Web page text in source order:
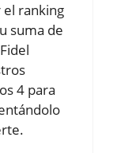
el ranking
suma de
4 para